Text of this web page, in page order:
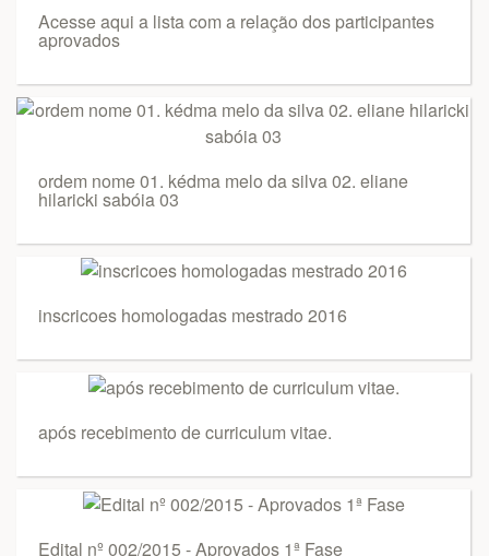
Acesse aqui a lista com a relação dos participantes
aprovados
ordem nome 01. kédma melo da silva 02. eliane
hilaricki sabóia 03
inscricoes homologadas mestrado 2016
após recebimento de curriculum vitae.
Edital nº 002/2015 - Aprovados 1ª Fase